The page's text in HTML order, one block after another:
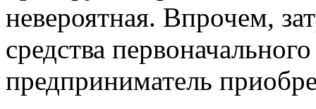
невероятная. Впрочем,
средства
предприниматель